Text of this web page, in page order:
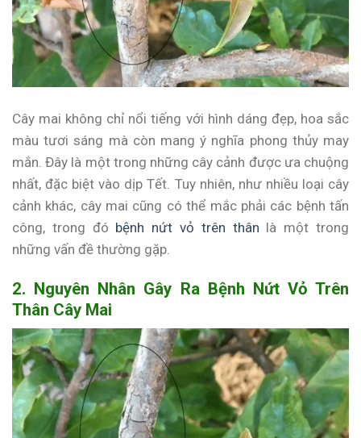
Cây mai không chỉ nổi tiếng với hình dáng đẹp, hoa sắc
màu tươi sáng mà còn mang ý nghĩa phong thủy may
mắn. Đây là một trong những cây cảnh được ưa chuộng
nhất, đặc biệt vào dịp Tết. Tuy nhiên, như nhiều loại cây
cảnh khác, cây mai cũng có thể mắc phải các bệnh tấn
công, trong đó bệnh nứt vỏ trên thân là một trong
những vấn đề thường gặp.
2. Nguyên Nhân Gây Ra Bệnh Nứt Vỏ Trên
Thân Cây Mai